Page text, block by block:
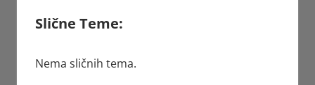
Slične Teme:
Nema sličnih tema.